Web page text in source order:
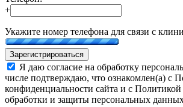
+
Укажите номер телефона для связи с
Зарегистрироваться
Я даю согласие на обработку
числе подтверждаю, что ознакомлен(а) с
конфиденциальности сайта и с
обработки и защиты персональных